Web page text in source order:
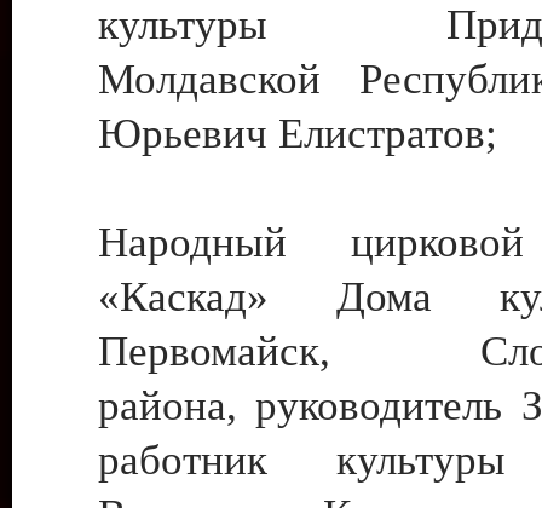
культуры
Молдавской
Юрьевич Елистратов;
Народный цирковой
«Каскад» Дома
Первомайск,
района, руководитель
работник культуры